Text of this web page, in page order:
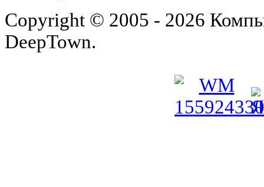
Copyright © 2005 - 2026
DeepTown.